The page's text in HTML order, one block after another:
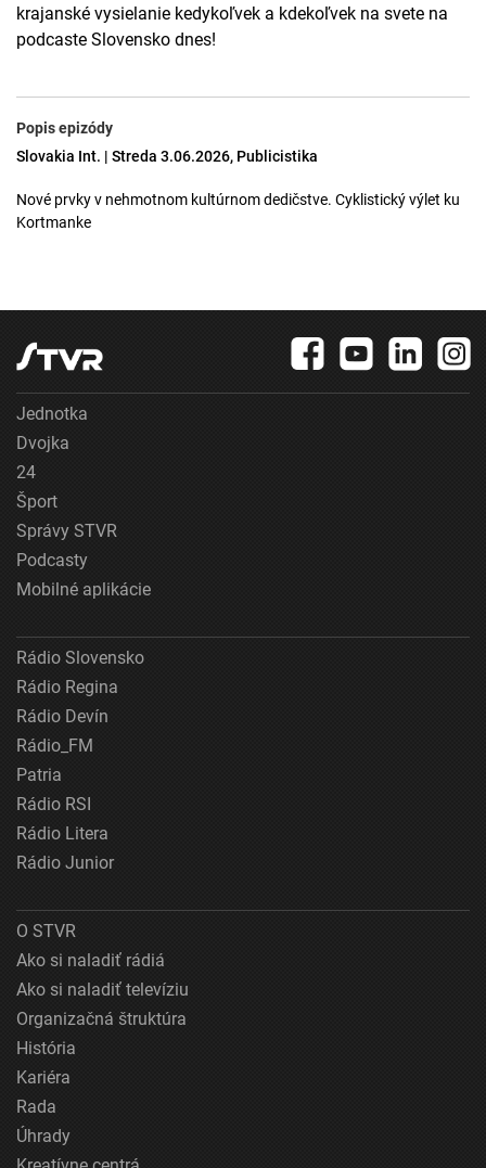
krajanské vysielanie kedykoľvek a kdekoľvek na svete na
podcaste Slovensko dnes!
Popis epizódy
Slovakia Int. | Streda 3.06.2026, Publicistika
Nové prvky v nehmotnom kultúrnom dedičstve. Cyklistický výlet ku
Kortmanke
Jednotka
Dvojka
24
Šport
Správy STVR
Podcasty
Mobilné aplikácie
Rádio Slovensko
Rádio Regina
Rádio Devín
Rádio_FM
Patria
Rádio RSI
Rádio Litera
Rádio Junior
O STVR
Ako si naladiť rádiá
Ako si naladiť televíziu
Organizačná štruktúra
História
Kariéra
Rada
Úhrady